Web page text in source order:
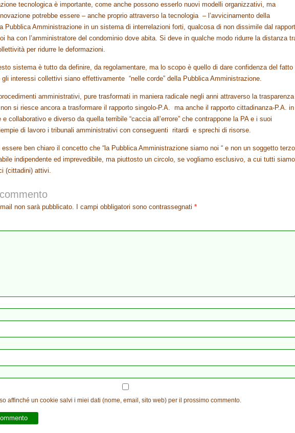
tecnologica è importante, come anche possono esserlo nuovi modelli organizzativi, ma
potrebbe essere – anche proprio attraverso la tecnologia – l’avvicinamento della
Pubblica Amministrazione in un sistema di interrelazioni forti, qualcosa di non dissimile dal
ha con l’amministratore del condominio dove abita. Si deve in qualche modo ridurre la distanza
per ridurre le deformazioni.
sistema è tutto da definire, da regolamentare, ma lo scopo è quello di dare confidenza del fatto
interessi collettivi siano effettivamente “nelle corde” della Pubblica Amministrazione.
amministrativi, pure trasformati in maniera radicale negli anni attraverso la trasparenza
si riesce ancora a trasformare il rapporto singolo-P.A. ma anche il rapporto cittadinanza-P.A. in
collaborativo e diverso da quella terribile “caccia all’errore” che contrappone la PA e i suoi
di lavoro i tribunali amministrativi con conseguenti ritardi e sprechi di risorse.
essere ben chiaro il concetto che “la Pubblica Amministrazione siamo noi “ e non un soggetto
indipendente ed imprevedibile, ma piuttosto un circolo, se vogliamo esclusivo, a cui tutti siamo
(cittadini) attivi.
non sarà pubblicato. I campi obbligatori sono contrassegnati *
affinché un cookie salvi i miei dati (nome, email, sito web) per il prossimo commento.